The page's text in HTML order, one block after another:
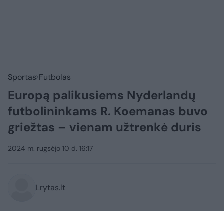
Sportas Futbolas
Europą palikusiems Nyderlandų
futbolininkams R. Koemanas buvo
griežtas – vienam užtrenkė duris
2024 m. rugsėjo 10 d. 16:17
Lrytas.lt